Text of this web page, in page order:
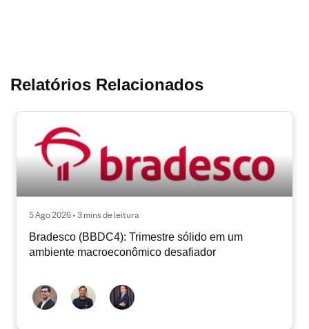
Relatórios Relacionados
5 Ago 2026 • 3 mins de leitura
Bradesco (BBDC4): Trimestre sólido em um
ambiente macroeconômico desafiador